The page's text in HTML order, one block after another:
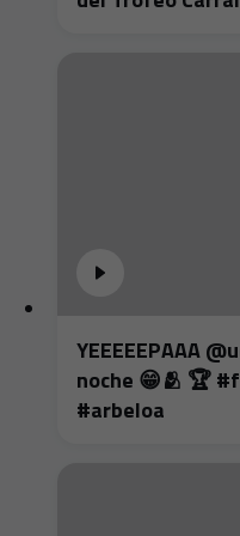
YEEEEEPAAA
noche 😁🫂 🏆 #futbol #trofeos #edit
#arbeloa